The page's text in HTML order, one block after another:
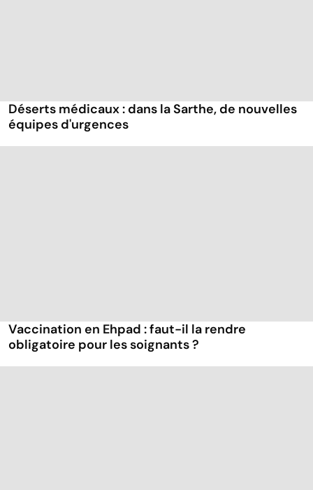
Déserts médicaux : dans la Sarthe, de nouvelles
équipes d'urgences
Vaccination en Ehpad : faut-il la rendre
obligatoire pour les soignants ?